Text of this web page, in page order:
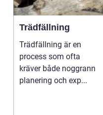
Trädfällning
Trädfällning är en
process som ofta
kräver både noggrann
planering och exp...